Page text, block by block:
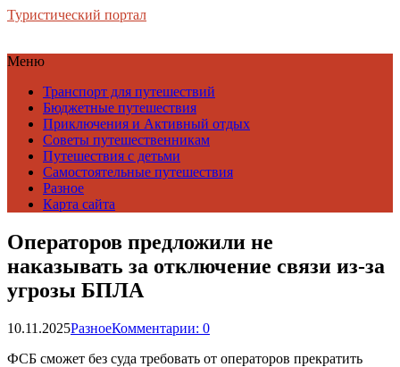
Туристический портал
Меню
Транспорт для путешествий
Бюджетные путешествия
Приключения и Активный отдых
Советы путешественникам
Путешествия с детьми
Самостоятельные путешествия
Разное
Карта сайта
Операторов предложили не
наказывать за отключение связи из-за
угрозы БПЛА
10.11.2025РазноеКомментарии: 0
ФСБ сможет без суда требовать от операторов прекратить